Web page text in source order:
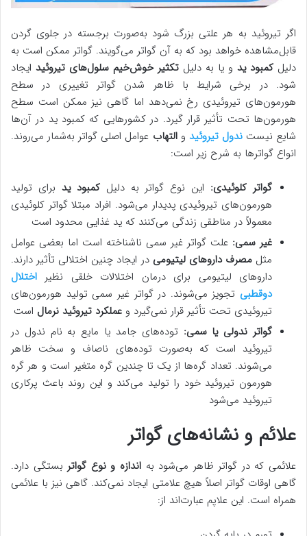
اگر تیروئید به هر علتی بزرگ شود به‌صورت برجسته در جلوی گردن
قابل‌مشاهده خواهد بود که به آن گواتر می‌گویند. گواتر ممکن است به
دلیل کمبود ید و یا به دلیل تکثیر خوش‌خیم سلول‌های تیروئید ایجاد
شود. در برخی شرایط با ظاهر شدن گواتر تغییری در سطح
هورمون‌های تیروئیدی رخ نمی‌دهد اما گاهی نیز ممکن است سطح
هورمون‌ها تحت تأثیر قرار گیرد. در کشورهایی که کمبود ید در آن‌ها
شایع نیستندول تیروئید والتهاب عوامل اصلی گواتر به‌شمار می‌روند.
انواع گواترها به شرح زیر است:
گواتر کلوئیدی: این نوع گواتر به دلیل کمبود ید برای تولید
‌هورمون‌های تیروئیدی پدیدار می‌شود. افراد مبتلا گواتر کلوئیدی
معمولاً در مناطقی زندگی می‌کنند که ید غذایی محدود است
غیر سمی: علت گواتر غیر سمی ناشناخته است اما بعضی عوامل
مثلمصرف داروهای لیتیومی در ایجاد چنین اختلالی تأثیر دارند.
داروهای لیتیومی برای درمان اختلالات خلقی نظیر اختلال
دوقطبی تجویز می‌شوند. در گواتر غیر سمی تولید هورمون‌های
تیروئیدی تحت تأثیر قرار نمی‌گیرد و عملکرد تیروئید نرمال است
گواتر ندولی یا سمی: توده‌های جامد یا مایع به نام ندول در
تیروئید است که به‌صورت توده‌های ناصاف و سخت ظاهر
می‌شوند. تعداد گره‌ها از یک تا چندین گره متغیر است و هر گره
هورمون تیروئید خود را تولید می‌کند و این روند باعث پرکاری
تیروئید می‌شود
علائم و نشانه‌های گواتر
علائمی که در گواتر ظاهر می‌شود به اندازه و نوع گواتربستگی دارد.
گاهی اوقات گواتر اصلاً هیچ علامتی ایجاد نمی‌کند. گاهی نیز با علائمی
همراه است. این علاپم عبارت‌اند از: